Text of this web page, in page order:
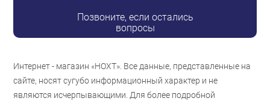
Позвоните, если остались
вопросы
Интернет - магазин «НОХТ». Все данные, представленные на
сайте, носят сугубо информационный характер и не
являются исчерпывающими. Для более подробной